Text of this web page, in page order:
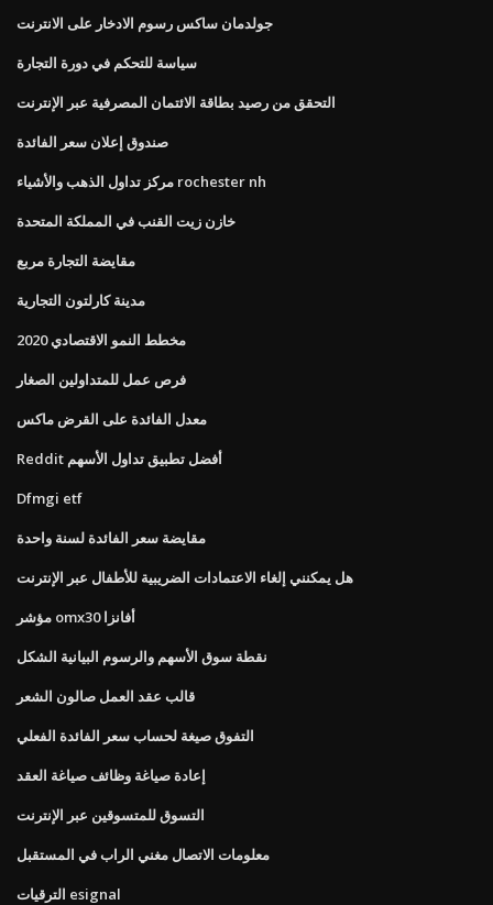
جولدمان ساكس رسوم الادخار على الانترنت
سياسة للتحكم في دورة التجارة
التحقق من رصيد بطاقة الائتمان المصرفية عبر الإنترنت
صندوق إعلان سعر الفائدة
مركز تداول الذهب والأشياء rochester nh
خازن زيت القنب في المملكة المتحدة
مقايضة التجارة مربع
مدينة كارلتون التجارية
مخطط النمو الاقتصادي 2020
فرص عمل للمتداولين الصغار
معدل الفائدة على القرض ماكس
Reddit أفضل تطبيق تداول الأسهم
Dfmgi etf
مقايضة سعر الفائدة لسنة واحدة
هل يمكنني إلغاء الاعتمادات الضريبية للأطفال عبر الإنترنت
مؤشر omx30 أفانزا
نقطة سوق الأسهم والرسوم البيانية الشكل
قالب عقد العمل صالون الشعر
التفوق صيغة لحساب سعر الفائدة الفعلي
إعادة صياغة وظائف صياغة العقد
التسوق للمتسوقين عبر الإنترنت
معلومات الاتصال مغني الراب في المستقبل
الترقيات esignal